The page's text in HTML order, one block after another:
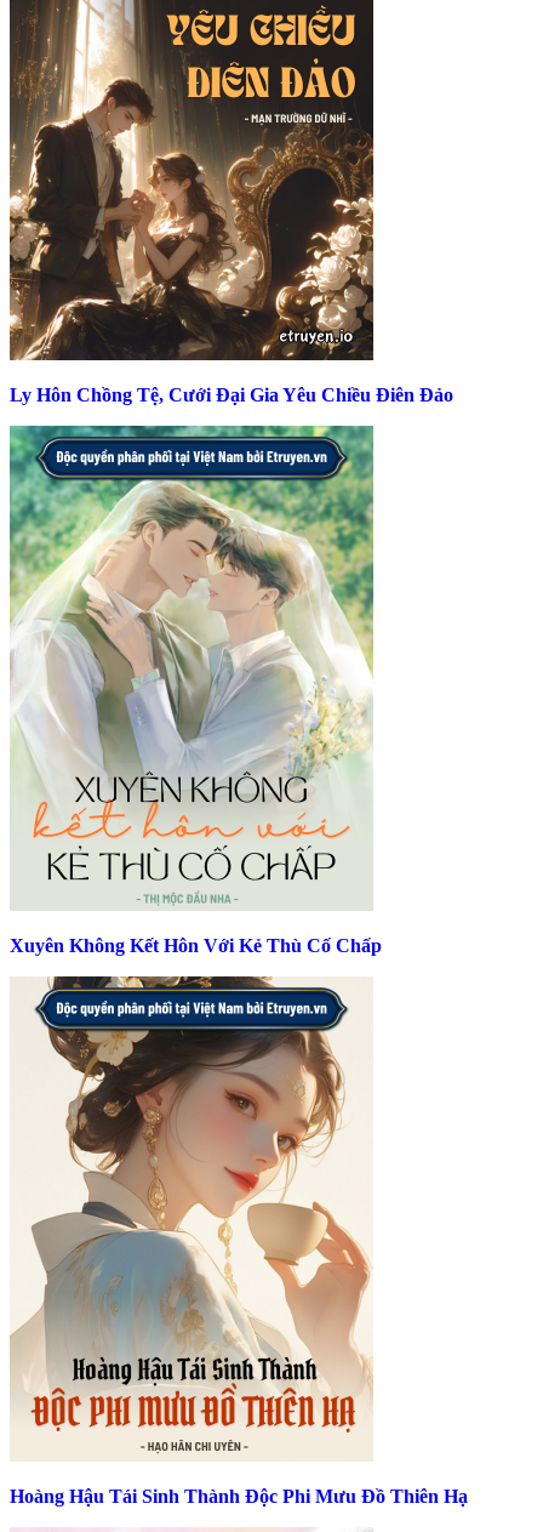
Ly Hôn Chồng Tệ, Cưới Đại Gia Yêu Chiều Điên Đảo
Xuyên Không Kết Hôn Với Kẻ Thù Cố Chấp
Hoàng Hậu Tái Sinh Thành Độc Phi Mưu Đồ Thiên Hạ